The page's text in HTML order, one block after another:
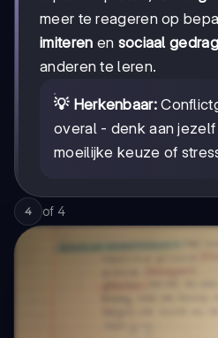
meer te reageren op
imiteren en sociaal gedrag
anderen te leren.
💡 Herkenbaar:
overal - denk aan
moeilijke keuze of
4 of 4